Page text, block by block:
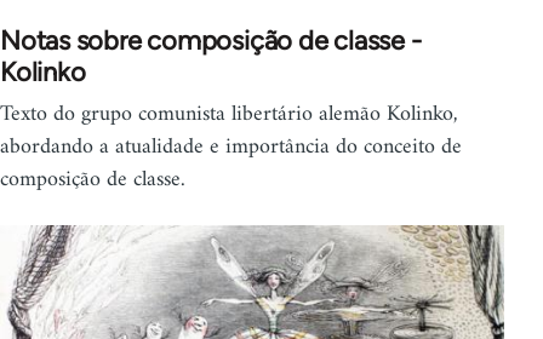
Notas sobre composição de classe -
Kolinko
Texto do grupo comunista libertário alemão Kolinko,
abordando a atualidade e importância do conceito de
composição de classe.